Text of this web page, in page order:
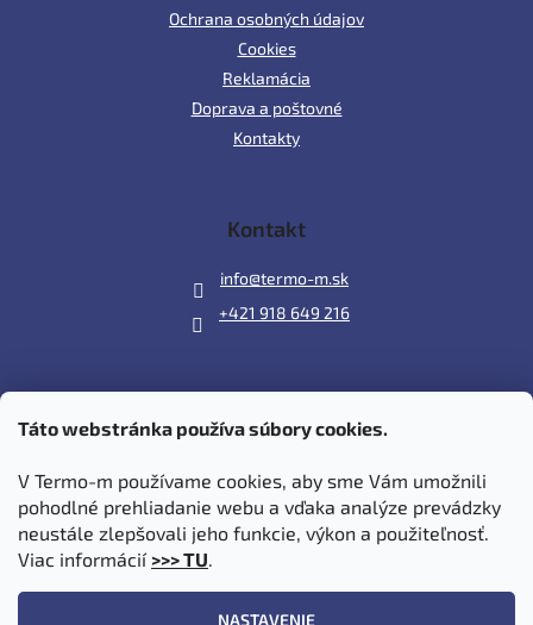
Táto webstránka používa súbory cookies.
V Termo-m používame cookies, aby sme Vám umožnili
pohodlné prehliadanie webu a vďaka analýze prevádzky
neustále zlepšovali jeho funkcie, výkon a použiteľnosť.
Viac informácií >>> TU.
NASTAVENIE
Ochrana osobných údajov
Cookies
Reklamácia
Doprava a poštovné
Kontakty
Kontakt
info@termo-m.sk
+421 918 649 216
Prijímame online platby